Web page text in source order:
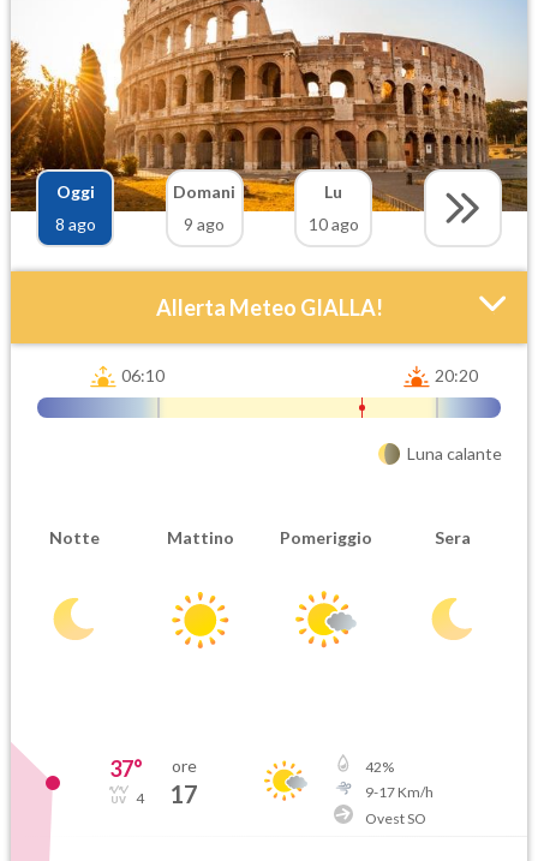
Oggi
8 ago
Domani
9 ago
Lu
10 ago
Allerta Meteo GIALLA!
Orario inizio
Ora fine
08-08T
06:10 20:20
Luna calante
Notte Mattino Pomeriggio Sera
37°
4
ore
17
42%
9-17Km/h
Ovest SO